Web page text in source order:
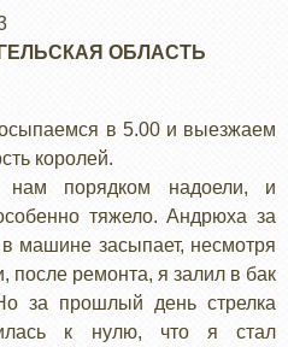
ОБЛАСТЬ
в 5.00 и выезжаем
королей.
порядком надоели, и
тяжело. Андрюха за
машине засыпает, несмотря
после ремонта, я залил в бак
за прошлый день стрелка
к нулю, что я стал